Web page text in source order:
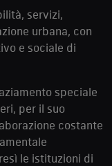
servizi,
urbana, con
e sociale di
speciale
per il suo
costante
le istituzioni di